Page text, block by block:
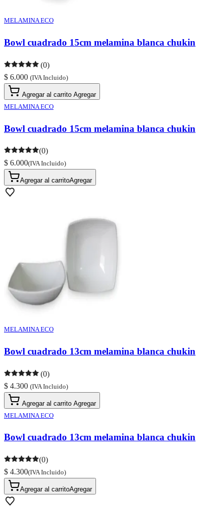
MELAMINA ECO
Bowl cuadrado 15cm melamina blanca chukin
(0)
$ 6.000 (IVA Incluido)
Agregar al carrito Agregar
MELAMINA ECO
Bowl cuadrado 15cm melamina blanca chukin
(0)
$ 6.000(IVA Incluido)
Agregar al carritoAgregar
MELAMINA ECO
Bowl cuadrado 13cm melamina blanca chukin
(0)
$ 4.300 (IVA Incluido)
Agregar al carrito Agregar
MELAMINA ECO
Bowl cuadrado 13cm melamina blanca chukin
(0)
$ 4.300(IVA Incluido)
Agregar al carritoAgregar